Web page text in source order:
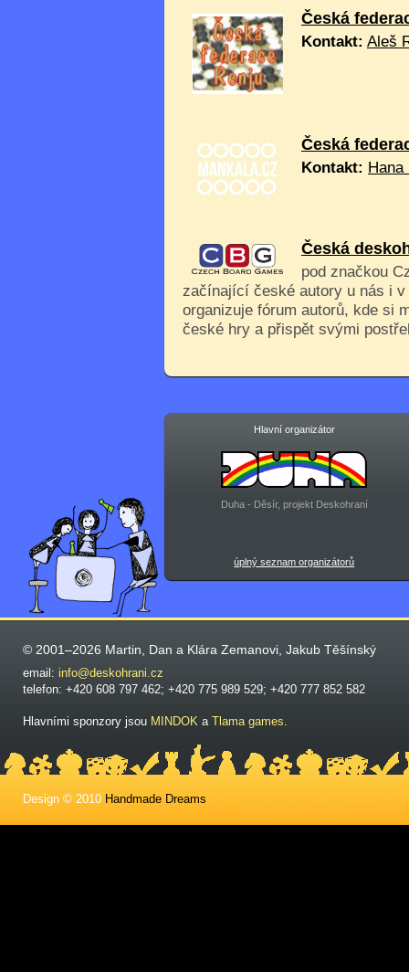
Česká
Kontakt: Aleš
Česká
Kontakt: Hana
Česká
pod značkou
začínající české autory u nás i
organizuje fórum autorů, kde si
české hry a přispět svými
Hlavní organizátor
Duha - Děsír, projekt Deskohraní
úplný seznam organizátorů
© 2001–2026 Martin, Dan a Klára Zemanovi, Jakub Těšínský
email: info@deskohrani.cz
telefon: +420 608 797 462; +420 775 989 529; +420 777 852 582
Hlavními sponzory jsou MINDOK a Tlama games.
Design © 2010 Handmade Dreams